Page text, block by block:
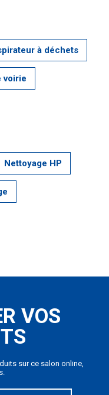
à déchets
voirie
Nettoyage HP
VOS
sur ce salon online,